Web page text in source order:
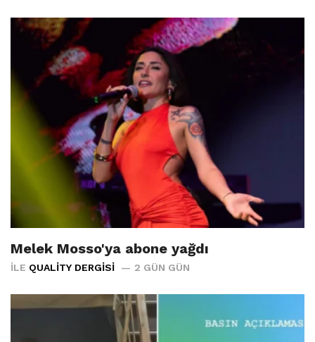
Melek Mosso'ya abone yağdı
İLE QUALITY DERGISI 2 GÜN GÜN